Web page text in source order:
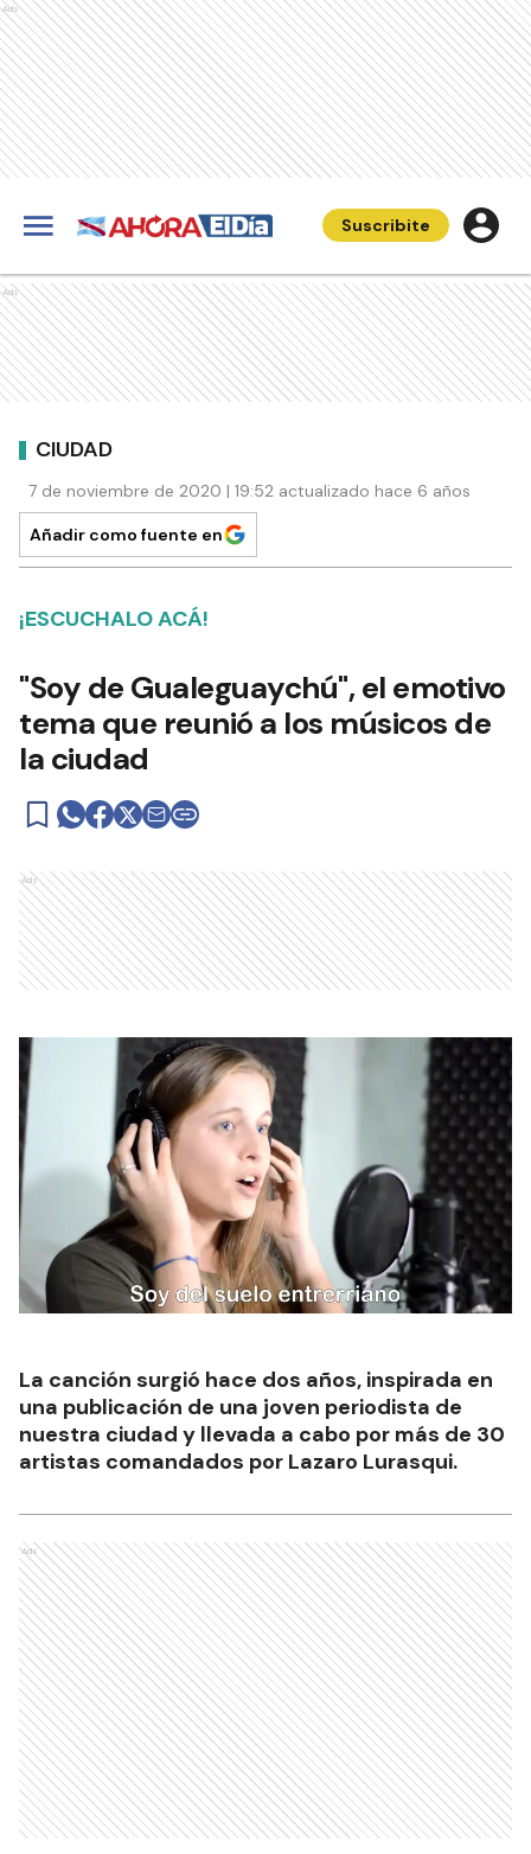
Ads
Suscribite
Ads
CIUDAD
7 de noviembre de 2020 | 19:52 actualizado hace 6 años
Añadir como fuente en
¡ESCUCHALO ACÁ!
"Soy de Gualeguaychú", el emotivo
tema que reunió a los músicos de
la ciudad
Ads
La canción surgió hace dos años, inspirada en
una publicación de una joven periodista de
nuestra ciudad y llevada a cabo por más de 30
artistas comandados por Lazaro Lurasqui.
Ads